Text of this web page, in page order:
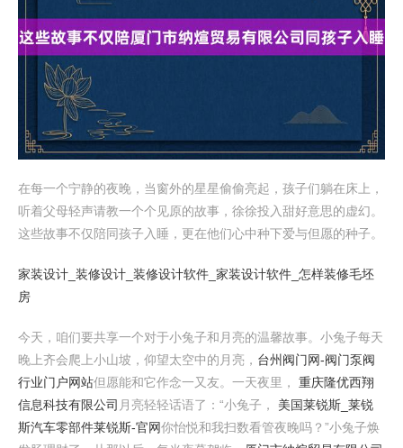
在每一个宁静的夜晚，当窗外的星星偷偷亮起，孩子们躺在床上，
听着父母轻声请教一个个见原的故事，徐徐投入甜好意思的虚幻。
这些故事不仅陪同孩子入睡，更在他们心中种下爱与但愿的种子。
家装设计_装修设计_装修设计软件_家装设计软件_怎样装修毛坯
房
今天，咱们要共享一个对于小兔子和月亮的温馨故事。小兔子每天
晚上齐会爬上小山坡，仰望太空中的月亮， 台州阀门网-阀门泵阀
行业门户网站但愿能和它作念一又友。一天夜里， 重庆隆优西翔
信息科技有限公司 月亮轻轻话语了：“小兔子， 美国莱锐斯_莱锐
斯汽车零部件莱锐斯-官网你怡悦和我扫数看管夜晚吗？”小兔子焕